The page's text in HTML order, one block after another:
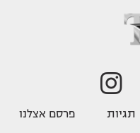
תגיות פרסם אצלנו